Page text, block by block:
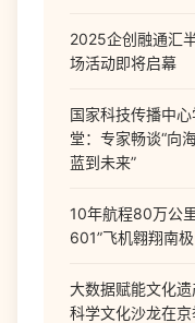
2025企创融通汇
场活动即将启幕
国家科技传播中
堂：专家畅谈“向
蓝到未来”
10年航程80万公
601”飞机翱翔南极
大数据赋能文化
科学文化沙龙在